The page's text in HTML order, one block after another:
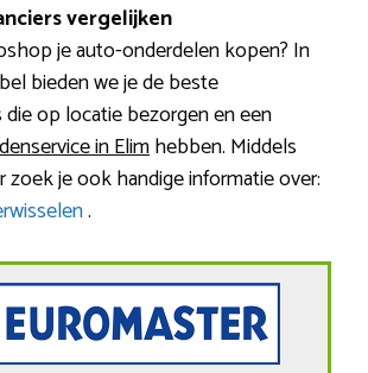
vergelijken
je auto-onderdelen kopen? In
bieden we je de beste
op locatie bezorgen en een
in Elimhebben. Middels
zoek je ook handige informatie over:
.